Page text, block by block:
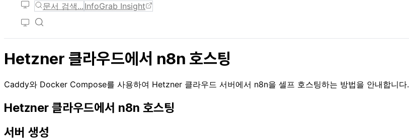
문서 검색... InfoGrab Insight
Hetzner 클라우드에서 n8n 호스팅
Caddy와 Docker Compose를 사용하여 Hetzner 클라우드 서버에서 n8n을 셀프 호스팅하는 방법을 안내합니다.
Hetzner 클라우드에서 n8n 호스팅
서버 생성